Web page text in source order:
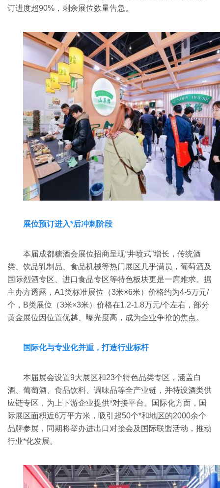
订进度超90%，剩余展位数量告急‌。
‌展位预订进入*后冲刺阶段‌
本届成都糖酒会展位招商呈现“井喷式”增长，传统酒
类、饮品乳制品、食品机械等热门展区几乎满员，葡萄酒及
国际烈酒专区、进口食品专区等特色板块更是一席难求‌。据
主办方透露，A1类标准展位（3米×6米）价格约为4-5万元/
个，B类展位（3米×3米）价格在1.2-1.8万元/个左右，部分
黄金展位因位置优越、曝光度高，成为企业争抢的焦点‌。
‌国际化与专业化并重，打造行业标杆‌
本届展会设置9大展区和23个特色品类专区，涵盖白
酒、葡萄酒、食品饮料、调味品等全产业链，并特设酒类供
应链专区，为上下游企业提供*对接平台‌。国际化方面，国
际展区面积近6万平方米，吸引超50个*和地区的2000余个
品牌参展，同期将举办进出口对接会及国际联盟活动，推动
行业*化发展‌。